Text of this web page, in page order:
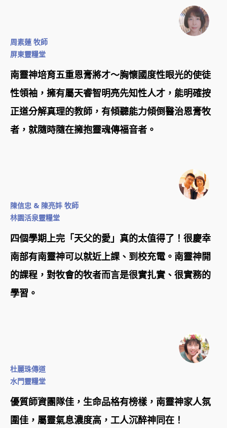
周素蓮 牧師
屏東靈糧堂
南靈神培育五重恩膏將才～胸懷國度性眼光的使徒
性領袖，擁有屬天睿智明亮先知性人才，能明確按
正道分解真理的教師，有傾聽能力傾倒醫治恩膏牧
者，就隨時隨在擁抱靈魂傳福音者。
陳信忠 & 陳亮妦 牧師
林園活泉靈糧堂
四個學期上完「天父的愛」真的太值得了！很慶幸
南部有南靈神可以就近上課、到校充電。南靈神開
的課程，對牧會的牧者而言是很實扎實、很實務的
學習。
杜麗珠傳道
水門靈糧堂
優質師資團隊佳，生命品格有榜樣，南靈神家人氛
圍佳，屬靈氣息濃度高，工人沉醉神同在！